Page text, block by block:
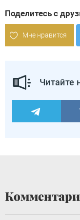
Поделитесь с
Мне нравится
Читайте